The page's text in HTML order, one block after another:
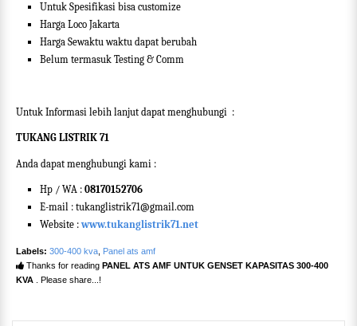
Untuk Spesifikasi bisa customize
Harga Loco Jakarta
Harga Sewaktu waktu dapat berubah
Belum termasuk Testing & Comm
Untuk Informasi lebih lanjut dapat menghubungi :
TUKANG LISTRIK 71
Anda dapat menghubungi kami :
Hp / WA : 08170152706
E-mail : tukanglistrik71@gmail.com
Website :www.tukanglistrik71.net
Labels: 300-400 kva Panel ats amf
Thanks for reading PANEL ATS AMF UNTUK GENSET KAPASITAS 300-400
KVA
. Please share...!